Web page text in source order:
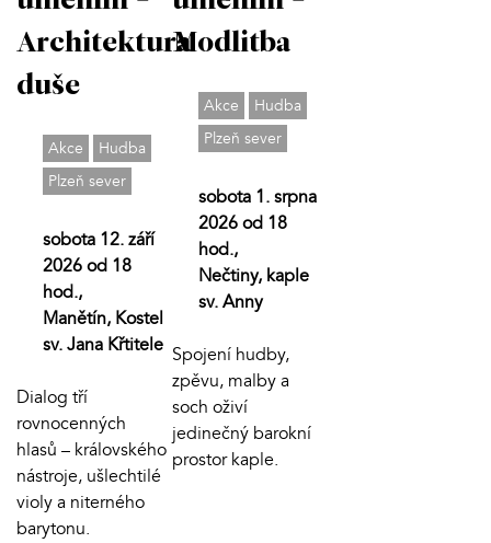
Architektura
duše
Akce
Hudba
Plzeň sever
sobota 12. září
2026 od 18
hod.,
Manětín, Kostel
sv. Jana Křtitele
Dialog tří
rovnocenných
hlasů – královského
nástroje, ušlechtilé
violy a niterného
barytonu.
Modlitba
Akce
Hudba
Plzeň sever
sobota 1. srpna
2026 od 18
hod.,
Nečtiny, kaple
sv. Anny
Spojení hudby,
zpěvu, malby a
soch oživí
jedinečný barokní
prostor kaple.